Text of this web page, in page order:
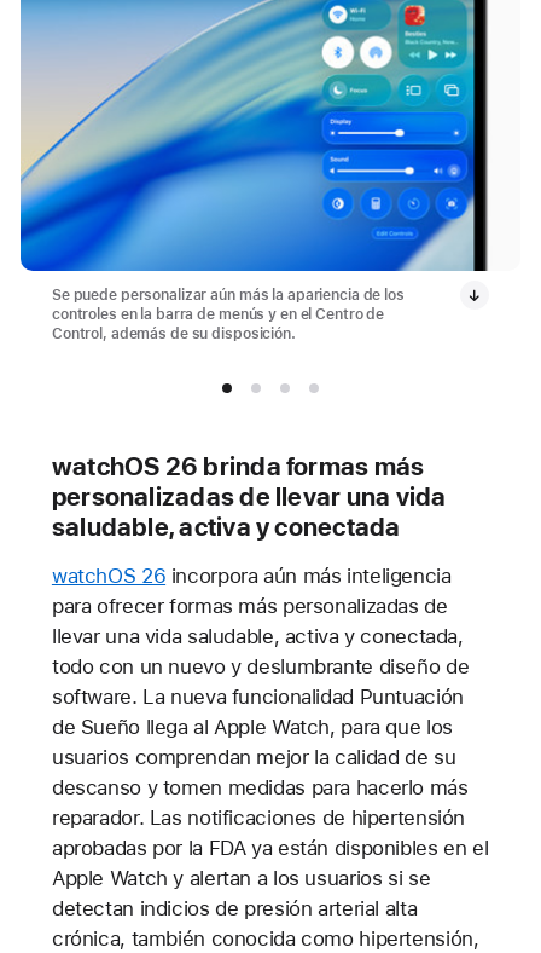
Se puede personalizar aún más la apariencia de los
controles en la barra de menús y en el Centro de
Control, además de su disposición.
watchOS 26 brinda formas más
personalizadas de llevar una vida
saludable, activa y conectada
watchOS 26 incorpora aún más inteligencia
para ofrecer formas más personalizadas de
llevar una vida saludable, activa y conectada,
todo con un nuevo y deslumbrante diseño de
software. La nueva funcionalidad Puntuación
de Sueño llega al Apple Watch, para que los
usuarios comprendan mejor la calidad de su
descanso y tomen medidas para hacerlo más
reparador. Las notificaciones de hipertensión
aprobadas por la FDA ya están disponibles en el
Apple Watch y alertan a los usuarios si se
detectan indicios de presión arterial alta
crónica, también conocida como hipertensión,